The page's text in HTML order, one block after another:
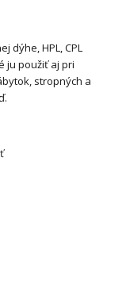
dýhe, HPL, CPL
ju použiť aj pri
stropných a